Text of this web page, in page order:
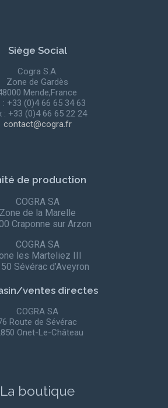
Siège Social
Cogra S.A.
Zone de Gardès
Mende,France
: +33 (0)4 66 65 34 63
: +33 (0)4 66 65 22 24
contact@cogra.fr
de production
COGRA SA
Zone de la Marelle
Craponne sur Arzon
COGRA SA
les Marteliez III
Sévérac d’Aveyron
ventes directes
COGRA SA
Route de Sévérac
Onet-Le-Château
La boutique